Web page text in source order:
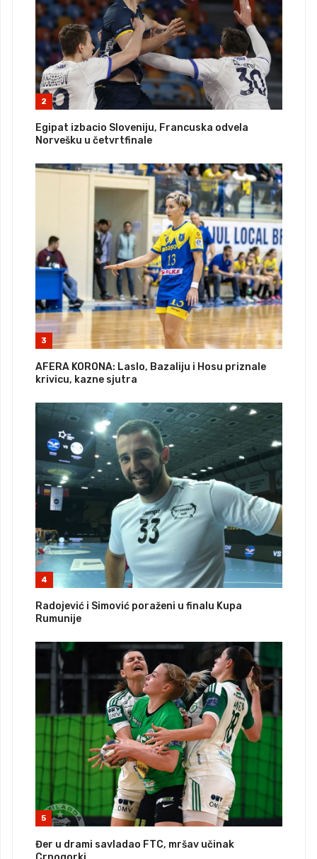
2
Egipat izbacio Sloveniju, Francuska odvela
Norvešku u četvrtfinale
3
AFERA KORONA: Laslo, Bazaliju i Hosu priznale
krivicu, kazne sjutra
4
Radojević i Simović poraženi u finalu Kupa
Rumunije
5
Đer u drami savladao FTC, mršav učinak